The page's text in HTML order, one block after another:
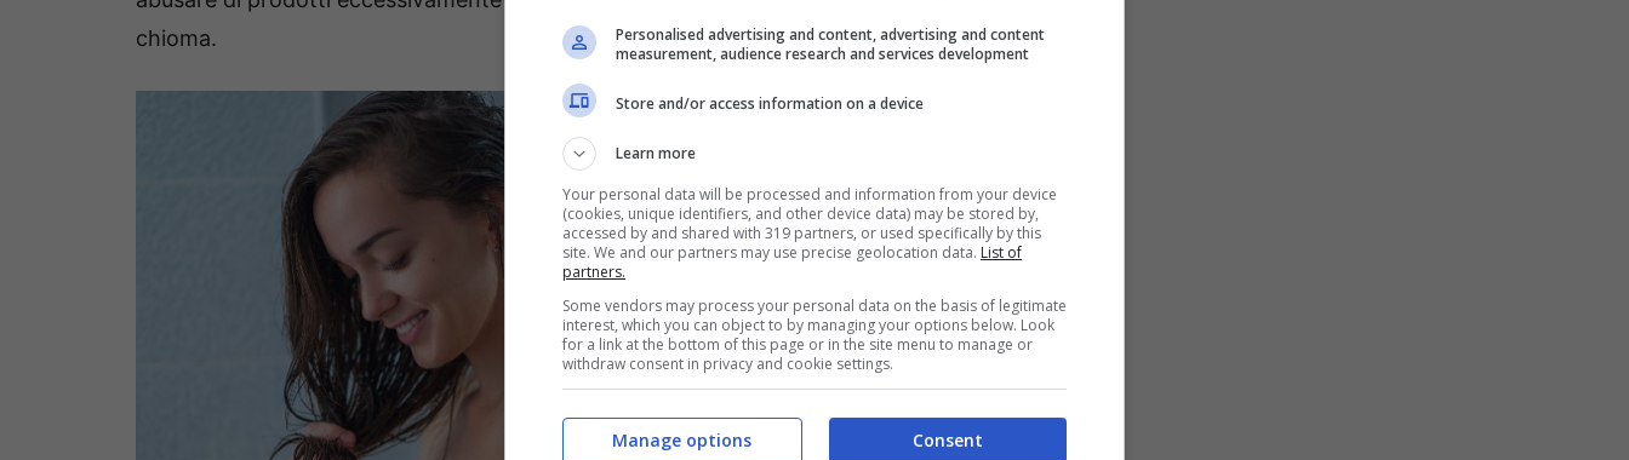
chioma.
Personalised advertising and content, advertising and content
measurement, audience research and services development
Store and/or access information on a device
Learn more
Your personal data will be processed and information from your device
(cookies, unique identifiers, and other device data) may be stored by,
accessed by and shared with 319 partners, or used specifically by this
site. We and our partners may use precise geolocation data. List of
partners.
Some vendors may process your personal data on the basis of legitimate
interest, which you can object to by managing your options below. Look
for a link at the bottom of this page or in the site menu to manage or
withdraw consent in privacy and cookie settings.
Consent
Manage options